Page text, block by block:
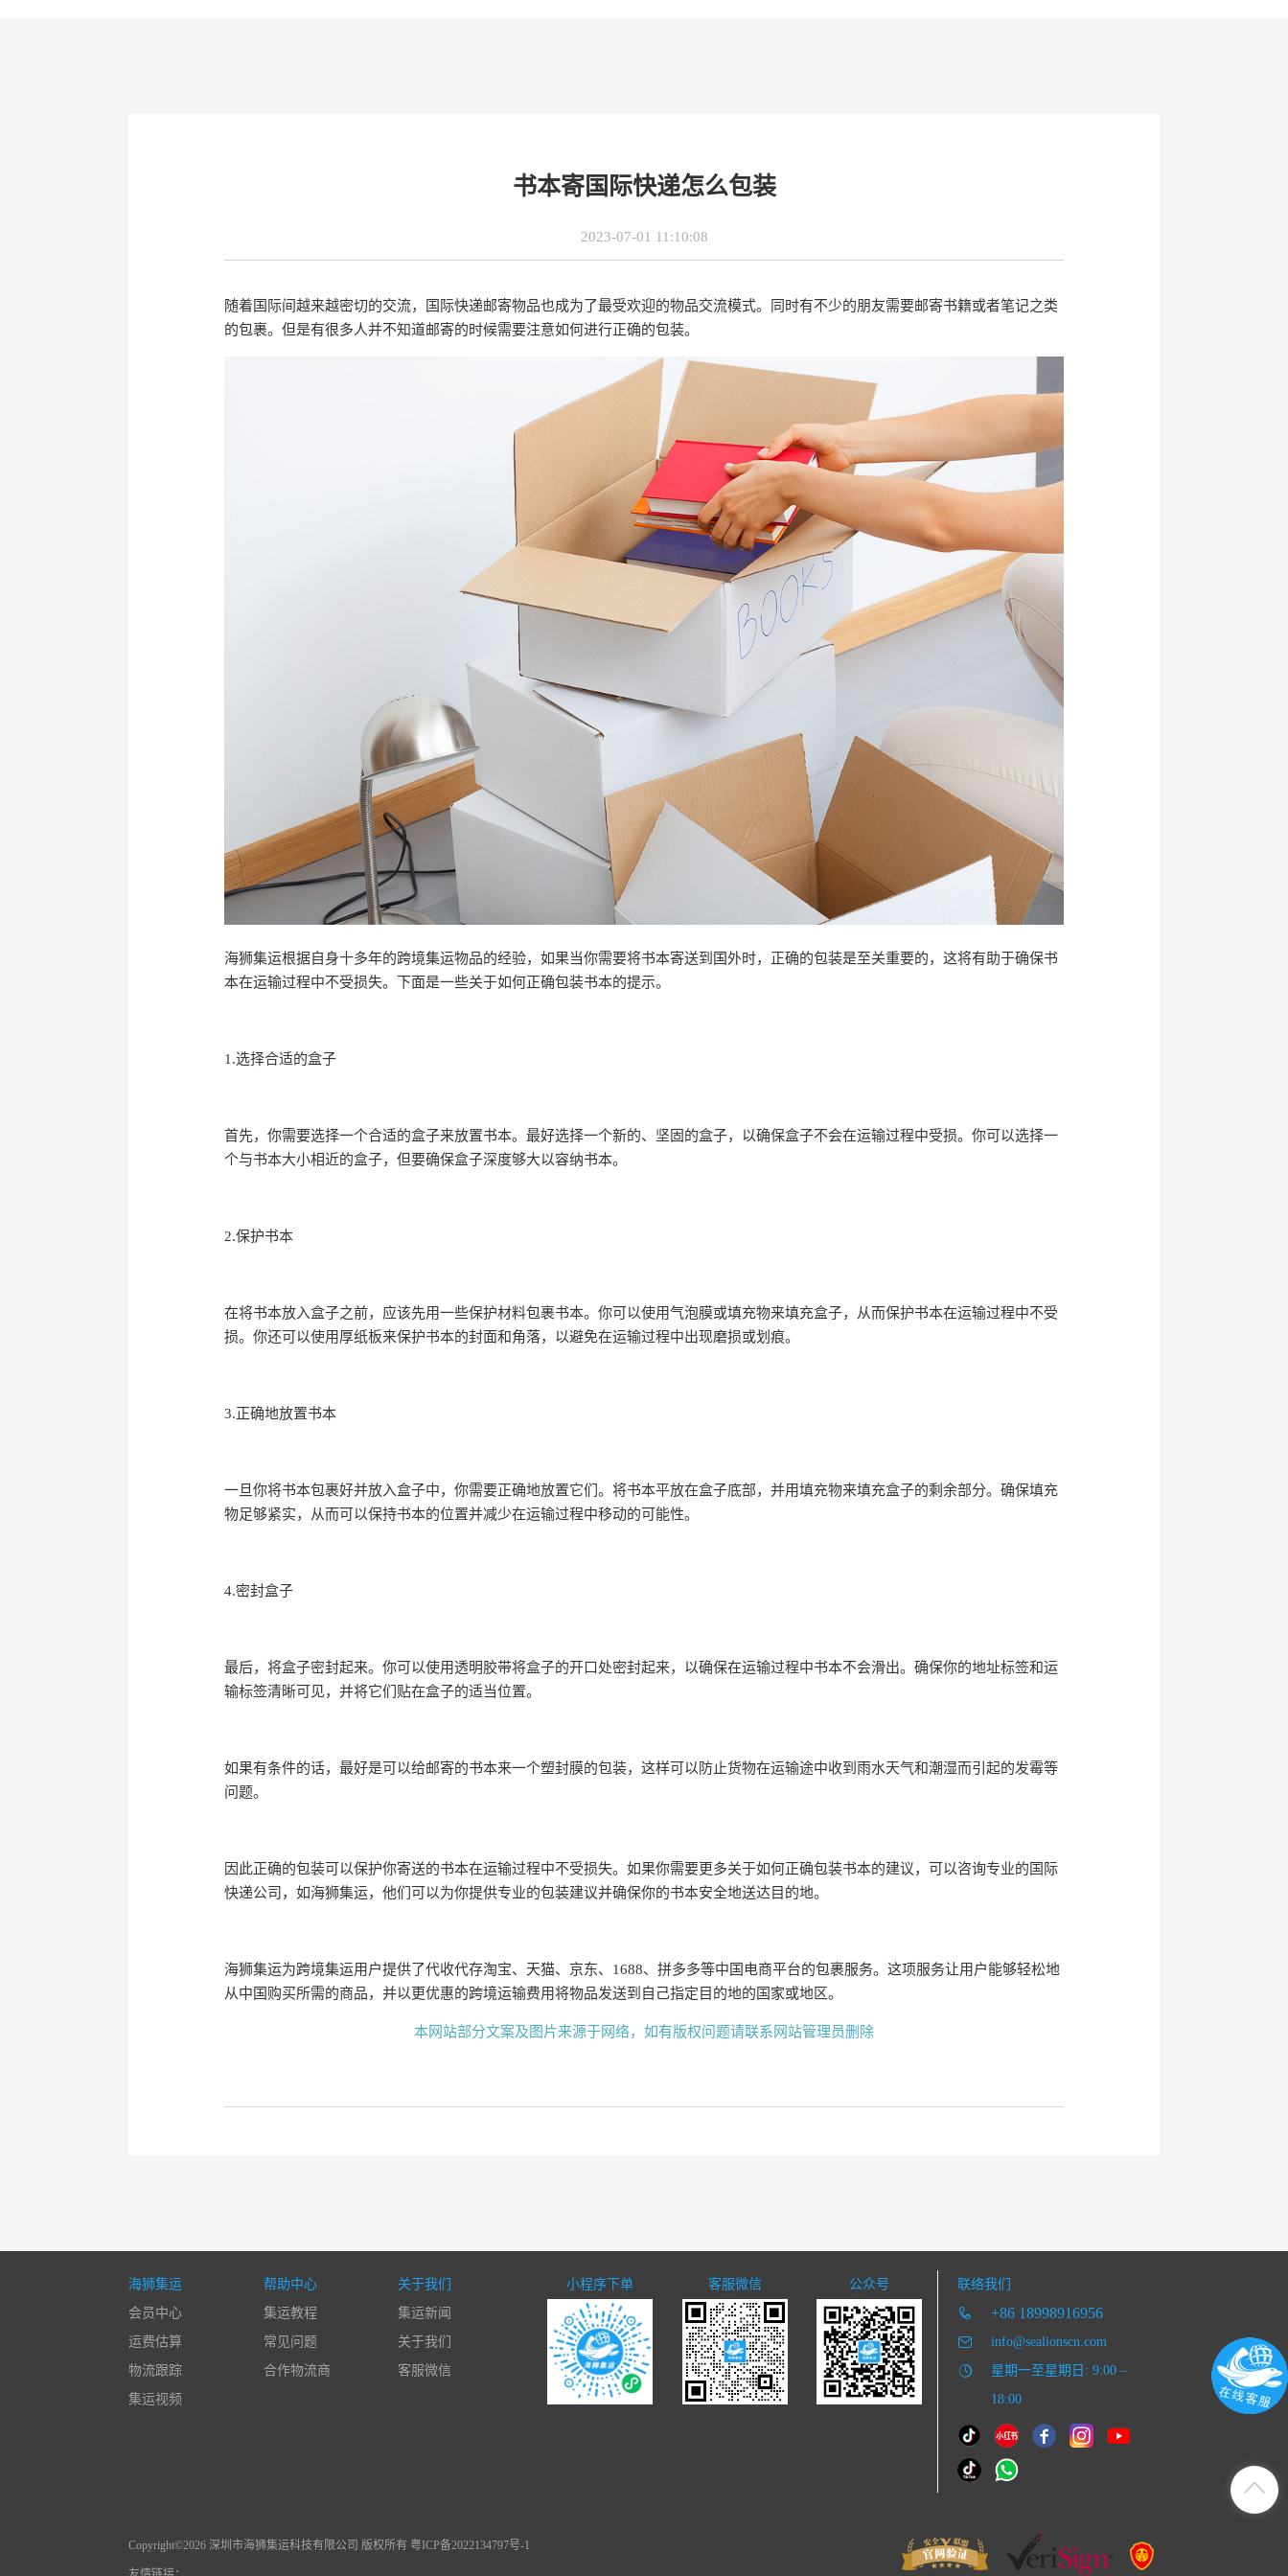
书本寄国际快递怎么包装
2023-07-01 11:10:08
随着国际间越来越密切的交流，国际快递邮寄物品也成为了最受欢迎的物品交流模式。同时有不少的朋友需要邮寄书籍或者笔记之类
的包裹。但是有很多人并不知道邮寄的时候需要注意如何进行正确的包装。
海狮集运根据自身十多年的跨境集运物品的经验，如果当你需要将书本寄送到国外时，正确的包装是至关重要的，这将有助于确保书
本在运输过程中不受损失。下面是一些关于如何正确包装书本的提示。
1.选择合适的盒子
首先，你需要选择一个合适的盒子来放置书本。最好选择一个新的、坚固的盒子，以确保盒子不会在运输过程中受损。你可以选择一
个与书本大小相近的盒子，但要确保盒子深度够大以容纳书本。
2.保护书本
在将书本放入盒子之前，应该先用一些保护材料包裹书本。你可以使用气泡膜或填充物来填充盒子，从而保护书本在运输过程中不受
损。你还可以使用厚纸板来保护书本的封面和角落，以避免在运输过程中出现磨损或划痕。
3.正确地放置书本
一旦你将书本包裹好并放入盒子中，你需要正确地放置它们。将书本平放在盒子底部，并用填充物来填充盒子的剩余部分。确保填充
物足够紧实，从而可以保持书本的位置并减少在运输过程中移动的可能性。
4.密封盒子
最后，将盒子密封起来。你可以使用透明胶带将盒子的开口处密封起来，以确保在运输过程中书本不会滑出。确保你的地址标签和运
输标签清晰可见，并将它们贴在盒子的适当位置。
如果有条件的话，最好是可以给邮寄的书本来一个塑封膜的包装，这样可以防止货物在运输途中收到雨水天气和潮湿而引起的发霉等
问题。
因此正确的包装可以保护你寄送的书本在运输过程中不受损失。如果你需要更多关于如何正确包装书本的建议，可以咨询专业的国际
快递公司，如海狮集运，他们可以为你提供专业的包装建议并确保你的书本安全地送达目的地。
海狮集运为跨境集运用户提供了代收代存淘宝、天猫、京东、1688、拼多多等中国电商平台的包裹服务。这项服务让用户能够轻松地
从中国购买所需的商品，并以更优惠的跨境运输费用将物品发送到自己指定目的地的国家或地区。
本网站部分文案及图片来源于网络，如有版权问题请联系网站管理员删除
海狮集运
会员中心
运费估算
物流跟踪
集运视频
帮助中心
集运教程
常见问题
合作物流商
关于我们
集运新闻
关于我们
客服微信
小程序下单 客服微信 公众号 联络我们
+86 18998916956
info@sealionscn.com
星期一至星期日: 9:00 –
18:00
Copyright©2026 深圳市海狮集运科技有限公司 版权所有 粤ICP备2022134797号-1